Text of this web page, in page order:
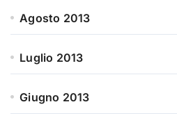
Agosto 2013
Luglio 2013
Giugno 2013